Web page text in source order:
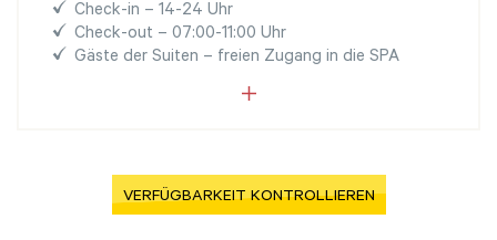
Check-in – 14-24 Uhr
Check-out – 07:00-11:00 Uhr
Gäste der Suiten – freien Zugang in die SPA
VERFÜGBARKEIT KONTROLLIEREN